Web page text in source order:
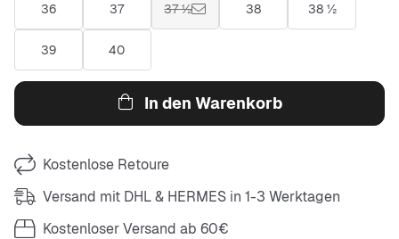
36 37 37 ½ 38 38 ½
39 40
In den Warenkorb
Kostenlose Retoure
Versand mit DHL & HERMES in 1-3 Werktagen
Kostenloser Versand ab 60€